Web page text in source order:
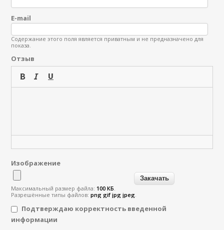
E-mail
Содержание этого поля является приватным и не предназначено для
показа.
Отзыв
Изображение
Максимальный размер файла:100 КБ.
Разрешённые типы файлов:png gif jpg jpeg.
Подтверждаю корректность введенной
информации